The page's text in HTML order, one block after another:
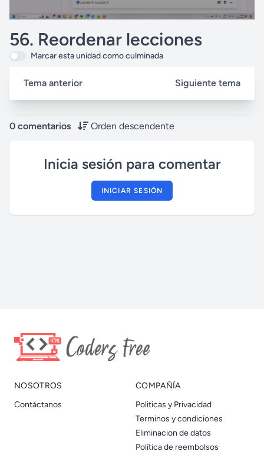
56. Reordenar lecciones
Marcar esta unidad como culminada
Tema anterior Siguiente tema
0 comentarios Orden descendente
Inicia sesión para comentar
INICIAR SESIÓN
NOSOTROS
Contáctanos
COMPAÑÍA
Politicas y Privacidad
Terminos y condiciones
Eliminacion de datos
Política de reembolsos